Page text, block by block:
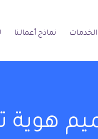
نماذج أعمالنا
هوية